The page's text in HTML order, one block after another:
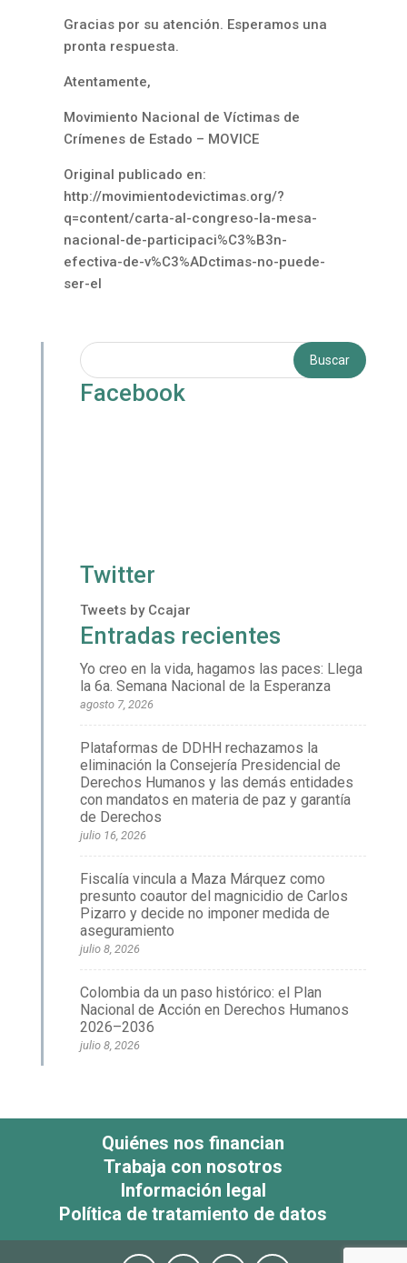
Gracias por su atención. Esperamos una
pronta respuesta.
Atentamente,
Movimiento Nacional de Víctimas de
Crímenes de Estado – MOVICE
Original publicado en:
http://movimientodevictimas.org/?
q=content/carta-al-congreso-la-mesa-
nacional-de-participaci%C3%B3n-
efectiva-de-v%C3%ADctimas-no-puede-
ser-el
Facebook
Twitter
Tweets by Ccajar
Entradas recientes
Yo creo en la vida, hagamos las paces: Llega
la 6a. Semana Nacional de la Esperanza
agosto 7, 2026
Plataformas de DDHH rechazamos la
eliminación la Consejería Presidencial de
Derechos Humanos y las demás entidades
con mandatos en materia de paz y garantía
de Derechos
julio 16, 2026
Fiscalía vincula a Maza Márquez como
presunto coautor del magnicidio de Carlos
Pizarro y decide no imponer medida de
aseguramiento
julio 8, 2026
Colombia da un paso histórico: el Plan
Nacional de Acción en Derechos Humanos
2026–2036
julio 8, 2026
Quiénes nos financian
Trabaja con nosotros
Información legal
Política de tratamiento de datos